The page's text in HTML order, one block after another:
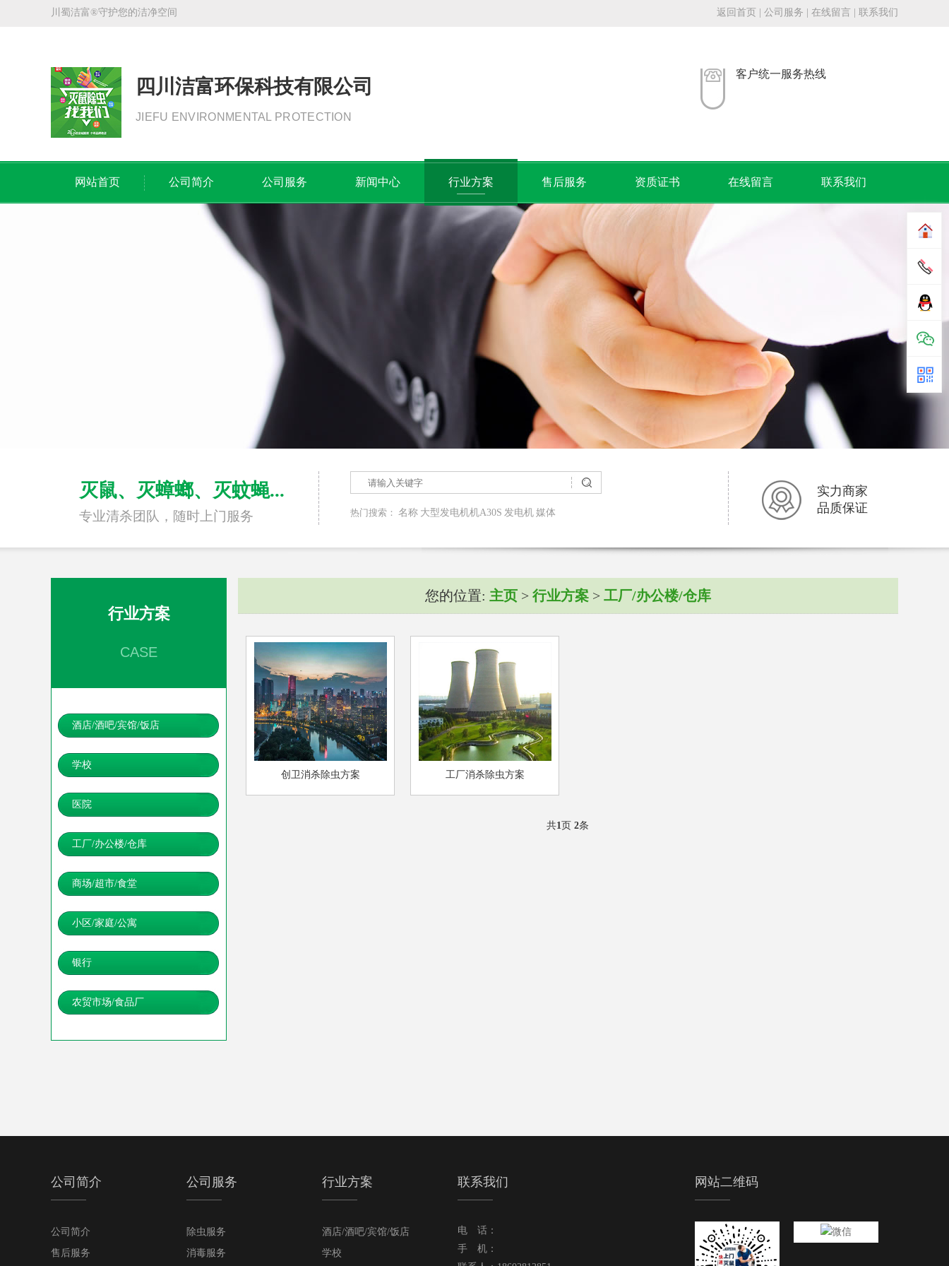
川蜀洁富®守护您的洁净空间 返回首页 公司服务 在线留言 联系我们
四川洁富环保科技有限公司
JIEFU ENVIRONMENTAL PROTECTION
客户统一服务热线
网站首页 公司简介 公司服务 新闻中心 行业方案 售后服务 资质证书 在线留言 联系我们
灭鼠、灭蟑螂、灭蚊蝇...
专业清杀团队，随时上门服务 热门搜索： 名称 大型发电机机A30S 发电机 媒体
实力商家
品质保证
行业方案
CASE
酒店/酒吧/宾馆/饭店
学校
医院
工厂/办公楼/仓库
商场/超市/食堂
小区/家庭/公寓
银行
农贸市场/食品厂
您的位置: 主页 > 行业方案 > 工厂/办公楼/仓库
创卫消杀除虫方案 工厂消杀除虫方案
共1页2条
公司简介
公司简介
售后服务
公司服务
除虫服务
消毒服务
行业方案
酒店/酒吧/宾馆/饭店
学校
联系我们
电 话：
手 机：
网站二维码
微信